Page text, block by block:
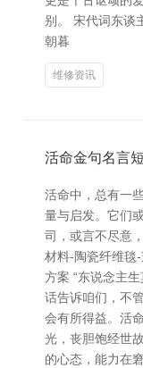
别。 宋代词东谈
朝暮
维修资讯
活命金句名言
活命中，总有一
量与启发。它们
司，或言不尽意
材料-陶瓷纤维毯
方案 “东说念主
话告诉咱们，不
会有所得益。活
光，丧胆饱经世
的心态，能力在